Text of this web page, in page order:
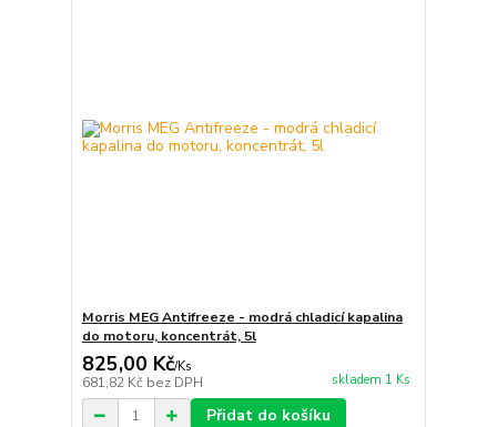
Morris MEG Antifreeze - modrá chladicí kapalina
do motoru, koncentrát, 5l
825,00 Kč/Ks
681,82 Kč bez DPH skladem 1 Ks
Přidat do košíku